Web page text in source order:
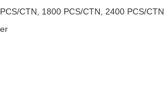
CTN, 1800 PCS/CTN, 2400 PCS/CTN